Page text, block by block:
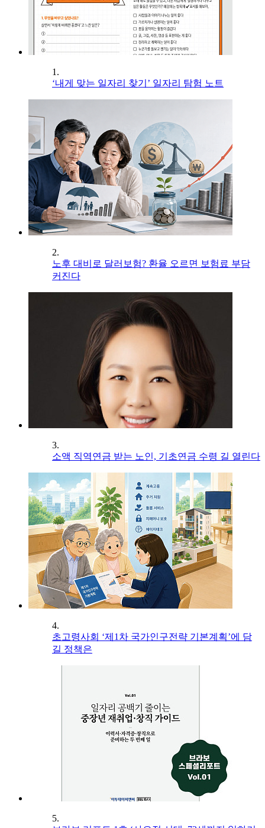
1.
‘내게 맞는 일자리 찾기’ 일자리 탐험 노트
2.
노후 대비로 달러보험? 환율 오르면 보험료 부담
커진다
3.
소액 직역연금 받는 노인, 기초연금 수령 길 열린다
4.
초고령사회 ‘제1차 국가인구전략 기본계획’에 담
길 정책은
5.